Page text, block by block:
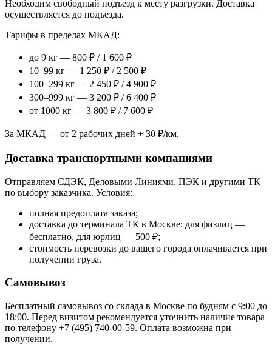
Необходим свободный подъезд к месту разгрузки. Доставка
осуществляется до подъезда.
Тарифы в пределах МКАД:
до 9 кг — 800 ₽ / 1 600 ₽
10–99 кг — 1 250 ₽ / 2 500 ₽
100–299 кг — 2 450 ₽ / 4 900 ₽
300–999 кг — 3 200 ₽ / 6 400 ₽
от 1000 кг — 3 800 ₽ / 7 600 ₽
За МКАД — от 2 рабочих дней + 30 ₽/км.
Доставка транспортными компаниями
Отправляем СДЭК, Деловыми Линиями, ПЭК и другими ТК
по выбору заказчика. Условия:
полная предоплата заказа;
доставка до терминала ТК в Москве: для физлиц —
бесплатно, для юрлиц — 500 ₽;
стоимость перевозки до вашего города оплачивается при
получении груза.
Самовывоз
Бесплатный самовывоз со склада в Москве по будням с 9:00 до
18:00. Перед визитом рекомендуется уточнить наличие товара
по телефону +7 (495) 740-00-59. Оплата возможна при
получении.